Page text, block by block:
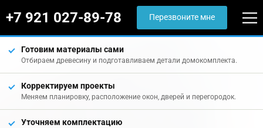
+7 921 027-89-78 Перезвоните мне
Готовим материалы сами
Отбираем древесину и подготавливаем детали домокомплекта.
Корректируем проекты
Меняем планировку, расположение окон, дверей и перегородок.
Уточняем комплектацию